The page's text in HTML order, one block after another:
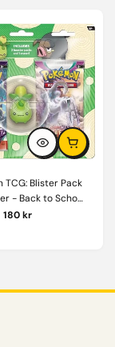
Læg i
TCG: Blister Pack
- Back to School
: Smoliv
180 kr